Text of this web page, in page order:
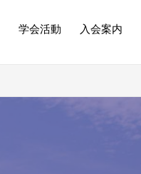
学会活動 入会案内